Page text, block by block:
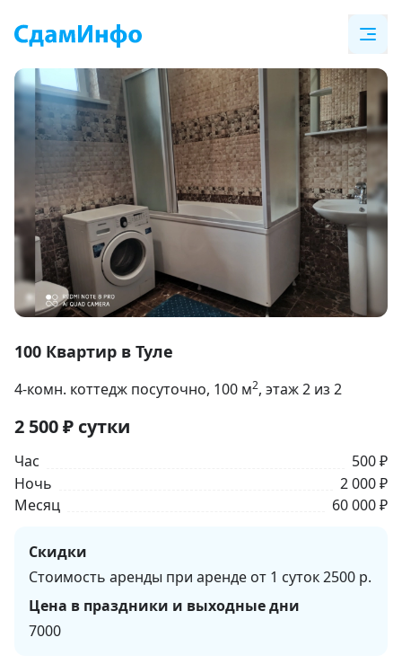
1
11
100 Квартир в Туле
4-комн. коттедж посуточно, 100 м2, этаж 2 из 2
2 500₽ сутки
Час
500 ₽
Ночь
2 000 ₽
Месяц
60 000 ₽
Скидки
Стоимость аренды при аренде от 1 суток 2500 р.
Цена в праздники и выходные дни
7000